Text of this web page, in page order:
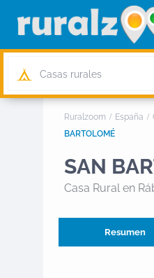
Casas rurales
Ruralzoom España
BARTOLOMÉ
SAN
Casa Ruralen
Resumen